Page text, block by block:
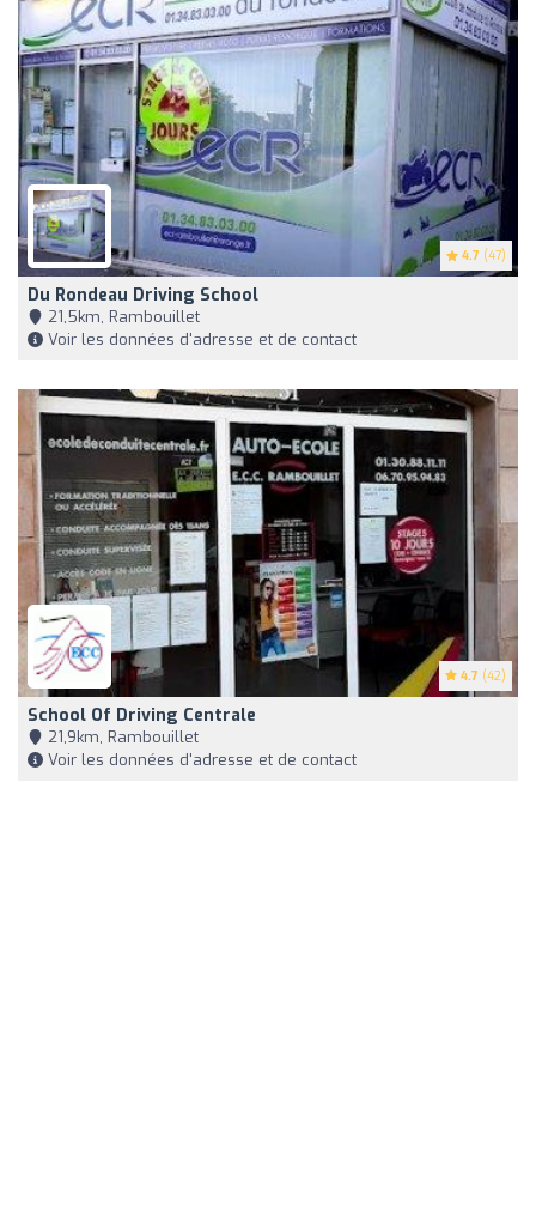
4.7 (47)
Du Rondeau Driving School
21,5km, Rambouillet
Voir les données d'adresse et de contact
4.7 (42)
School Of Driving Centrale
21,9km, Rambouillet
Voir les données d'adresse et de contact